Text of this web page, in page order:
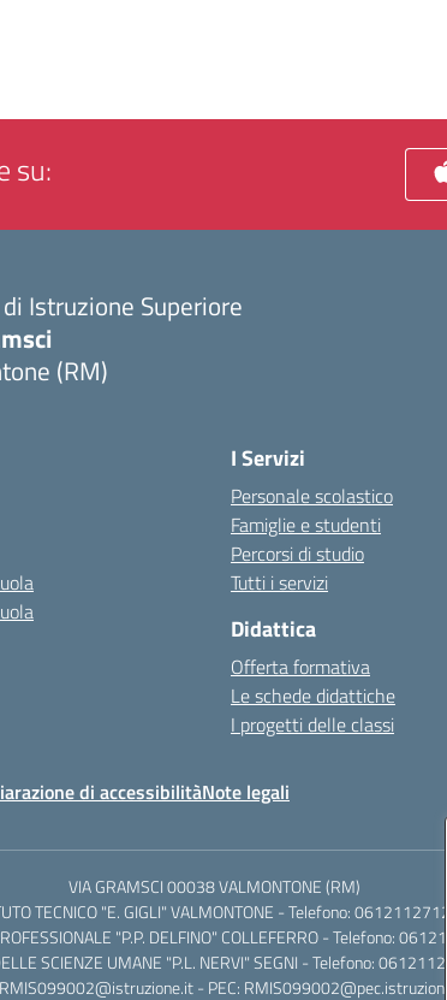
su:
Istruzione Superiore
(RM)
I Servizi
Personale scolastico
Famiglie e studenti
Percorsi di studio
Tutti i servizi
Didattica
Offerta formativa
Le schede didattiche
I progetti delle classi
di accessibilitàNote legali
VIA GRAMSCI 00038 VALMONTONE (RM)
TECNICO "E. GIGLI" VALMONTONE - Telefono: 06121127125
"P.P. DELFINO" COLLEFERRO - Telefono:
SCIENZE UMANE "P.L. NERVI" SEGNI - Telefono:
- PEC: